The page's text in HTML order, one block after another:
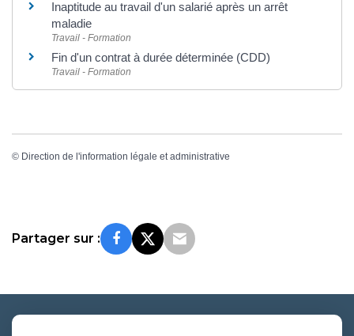
Inaptitude au travail d'un salarié après un arrêt
maladie
Travail - Formation
Fin d'un contrat à durée déterminée (CDD)
Travail - Formation
© Direction de l'information légale et administrative
Partager sur :